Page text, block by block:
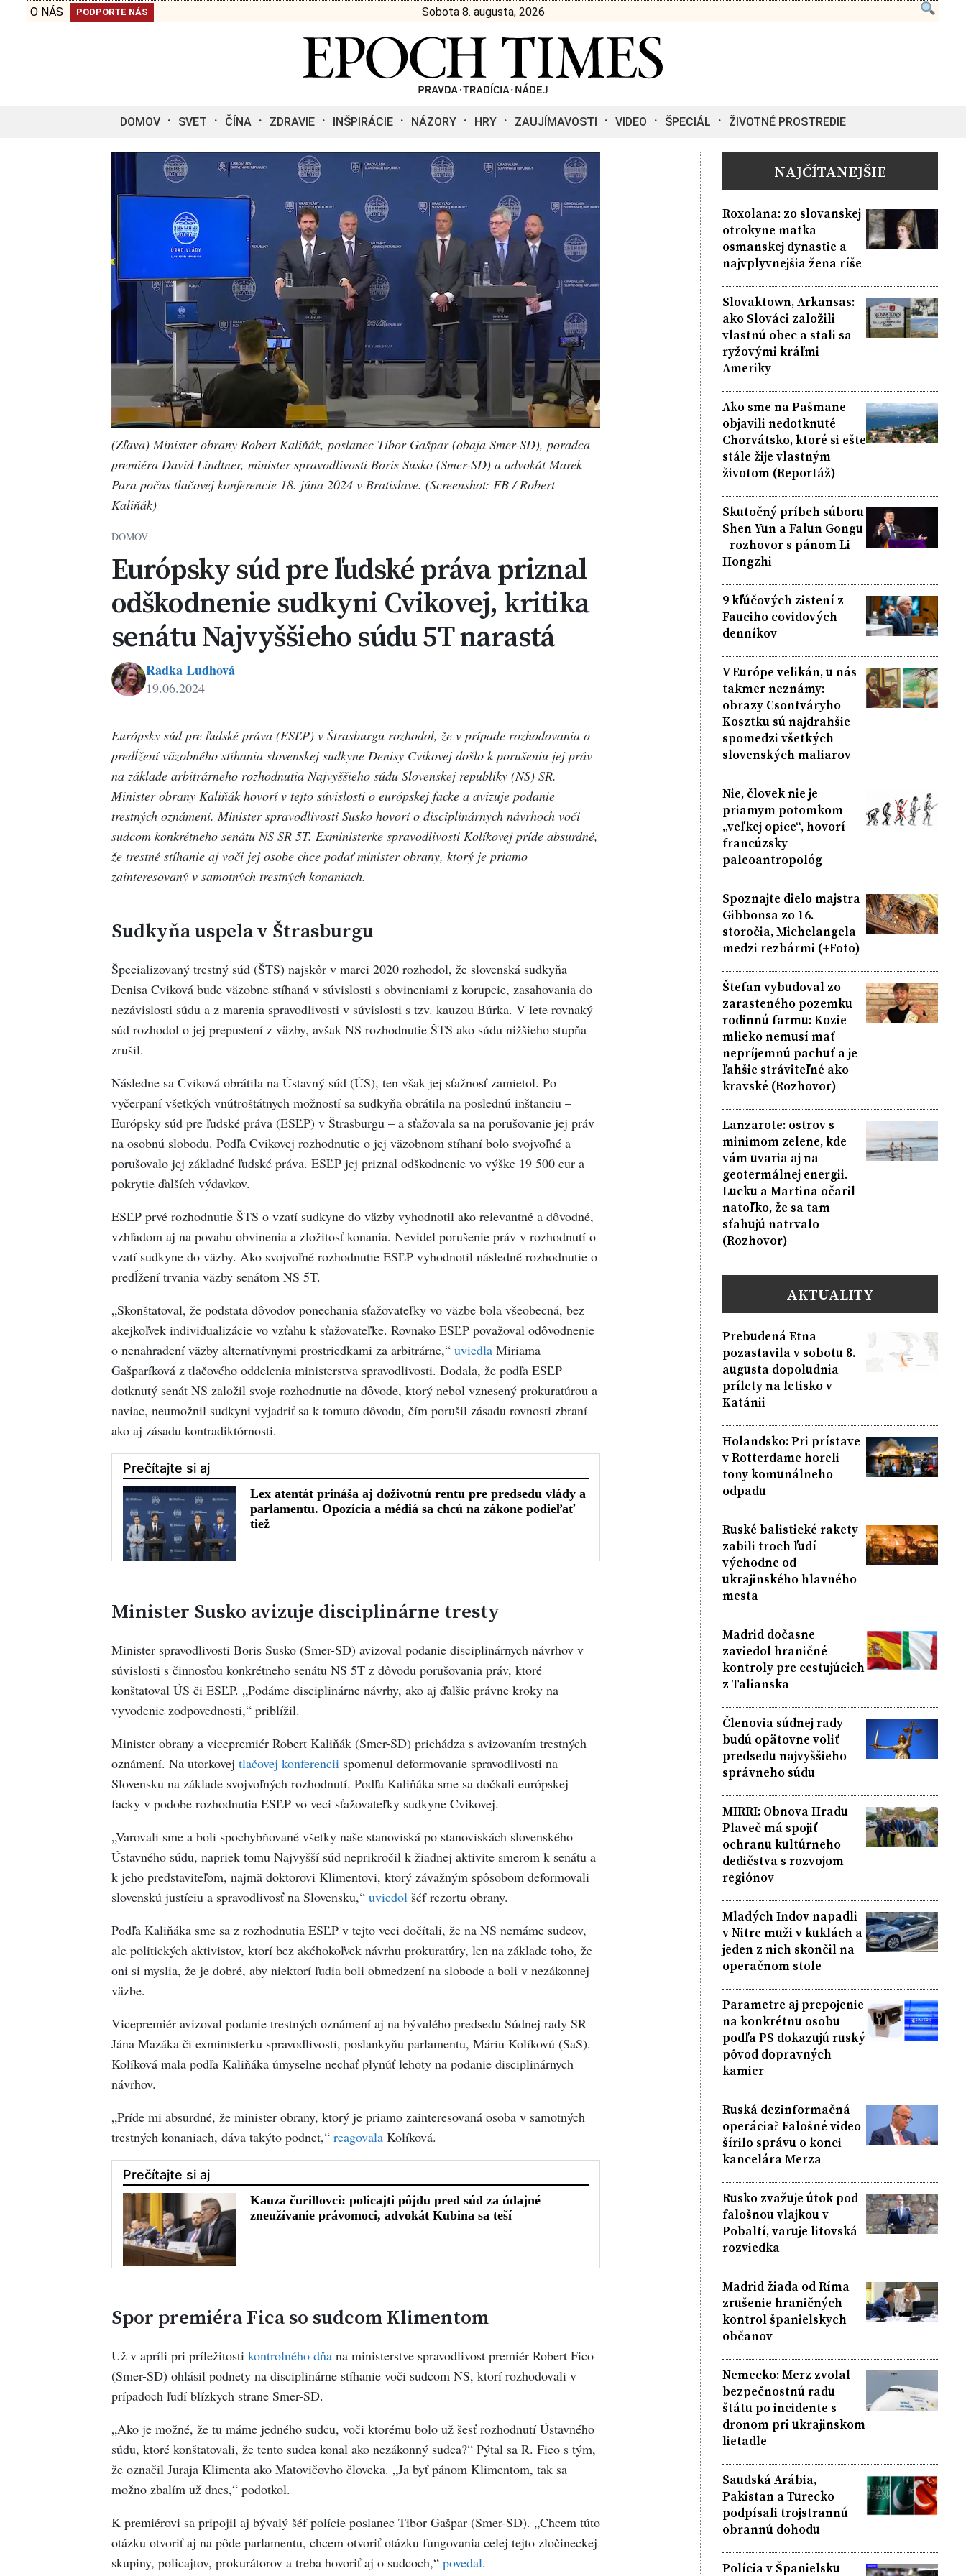
O NÁS PODPORTE NÁS Sobota 8. augusta, 2026
DOMOV SVET ČÍNA ZDRAVIE INŠPIRÁCIE NÁZORY HRY ZAUJÍMAVOSTI VIDEO ŠPECIÁL ŽIVOTNÉ PROSTREDIE
(Zľava) Minister obrany Robert Kaliňák, poslanec Tibor Gašpar (obaja Smer-SD), poradca
premiéra David Lindtner, minister spravodlivosti Boris Susko (Smer-SD) a advokát Marek
Para počas tlačovej konferencie 18. júna 2024 v Bratislave. (Screenshot: FB / Robert
Kaliňák)
DOMOV
Európsky súd pre ľudské práva priznal
odškodnenie sudkyni Cvikovej, kritika
senátu Najvyššieho súdu 5T narastá
Radka Ludhová
19.06.2024
Európsky súd pre ľudské práva (ESĽP) v Štrasburgu rozhodol, že v prípade rozhodovania o
predĺžení väzobného stíhania slovenskej sudkyne Denisy Cvikovej došlo k porušeniu jej práv
na základe arbitrárneho rozhodnutia Najvyššieho súdu Slovenskej republiky (NS) SR.
Minister obrany Kaliňák hovorí v tejto súvislosti o európskej facke a avizuje podanie
trestných oznámení. Minister spravodlivosti Susko hovorí o disciplinárnych návrhoch voči
sudcom konkrétneho senátu NS SR 5T. Exministerke spravodlivosti Kolíkovej príde absurdné,
že trestné stíhanie aj voči jej osobe chce podať minister obrany, ktorý je priamo
zainteresovaný v samotných trestných konaniach.
Sudkyňa uspela v Štrasburgu
Špecializovaný trestný súd (ŠTS) najskôr v marci 2020 rozhodol, že slovenská sudkyňa
Denisa Cviková bude väzobne stíhaná v súvislosti s obvineniami z korupcie, zasahovania do
nezávislosti súdu a z marenia spravodlivosti v súvislosti s tzv. kauzou Búrka. V lete rovnaký
súd rozhodol o jej prepustení z väzby, avšak NS rozhodnutie ŠTS ako súdu nižšieho stupňa
zrušil.
Následne sa Cviková obrátila na Ústavný súd (ÚS), ten však jej sťažnosť zamietol. Po
vyčerpaní všetkých vnútroštátnych možností sa sudkyňa obrátila na poslednú inštanciu –
Európsky súd pre ľudské práva (ESĽP) v Štrasburgu – a sťažovala sa na porušovanie jej práv
na osobnú slobodu. Podľa Cvikovej rozhodnutie o jej väzobnom stíhaní bolo svojvoľné a
porušovalo jej základné ľudské práva. ESĽP jej priznal odškodnenie vo výške 19 500 eur a
pokrytie ďalších výdavkov.
ESĽP prvé rozhodnutie ŠTS o vzatí sudkyne do väzby vyhodnotil ako relevantné a dôvodné,
vzhľadom aj na povahu obvinenia a zložitosť konania. Nevidel porušenie práv v rozhodnutí o
vzatí sudkyne do väzby. Ako svojvoľné rozhodnutie ESĽP vyhodnotil následné rozhodnutie o
predĺžení trvania väzby senátom NS 5T.
„Skonštatoval, že podstata dôvodov ponechania sťažovateľky vo väzbe bola všeobecná, bez
akejkoľvek individualizácie vo vzťahu k sťažovateľke. Rovnako ESĽP považoval odôvodnenie
o nenahradení väzby alternatívnymi prostriedkami za arbitrárne,“ uviedlaMiriama
Gašparíková z tlačového oddelenia ministerstva spravodlivosti. Dodala, že podľa ESĽP
dotknutý senát NS založil svoje rozhodnutie na dôvode, ktorý nebol vznesený prokuratúrou a
naviac, neumožnil sudkyni vyjadriť sa k tomuto dôvodu, čím porušil zásadu rovnosti zbraní
ako aj zásadu kontradiktórnosti.
Minister Susko avizuje disciplinárne tresty
Minister spravodlivosti Boris Susko (Smer-SD) avizoval podanie disciplinárnych návrhov v
súvislosti s činnosťou konkrétneho senátu NS 5T z dôvodu porušovania práv, ktoré
konštatoval ÚS či ESĽP. „Podáme disciplinárne návrhy, ako aj ďalšie právne kroky na
vyvodenie zodpovednosti,“ priblížil.
Minister obrany a vicepremiér Robert Kaliňák (Smer-SD) prichádza s avizovaním trestných
oznámení. Na utorkovej tlačovej konferencii spomenul deformovanie spravodlivosti na
Slovensku na základe svojvoľných rozhodnutí. Podľa Kaliňáka sme sa dočkali európskej
facky v podobe rozhodnutia ESĽP vo veci sťažovateľky sudkyne Cvikovej.
„Varovali sme a boli spochybňované všetky naše stanoviská po stanoviskách slovenského
Ústavného súdu, napriek tomu Najvyšší súd neprikročil k žiadnej aktivite smerom k senátu a
k jeho predstaviteľom, najmä doktorovi Klimentovi, ktorý závažným spôsobom deformovali
slovenskú justíciu a spravodlivosť na Slovensku,“ uviedol šéf rezortu obrany.
Podľa Kaliňáka sme sa z rozhodnutia ESĽP v tejto veci dočítali, že na NS nemáme sudcov,
ale politických aktivistov, ktorí bez akéhokoľvek návrhu prokuratúry, len na základe toho, že
oni si myslia, že je dobré, aby niektorí ľudia boli obmedzení na slobode a boli v nezákonnej
väzbe.
Vicepremiér avizoval podanie trestných oznámení aj na bývalého predsedu Súdnej rady SR
Jána Mazáka či exministerku spravodlivosti, poslankyňu parlamentu, Máriu Kolíkovú (SaS).
Kolíková mala podľa Kaliňáka úmyselne nechať plynúť lehoty na podanie disciplinárnych
návrhov.
„Príde mi absurdné, že minister obrany, ktorý je priamo zainteresovaná osoba v samotných
trestných konaniach, dáva takýto podnet,“ reagovalaKolíková.
Spor premiéra Fica so sudcom Klimentom
Už v apríli pri príležitosti kontrolného dňana ministerstve spravodlivost premiér Robert Fico
(Smer-SD) ohlásil podnety na disciplinárne stíhanie voči sudcom NS, ktorí rozhodovali v
prípadoch ľudí blízkych strane Smer-SD.
„Ako je možné, že tu máme jedného sudcu, voči ktorému bolo už šesť rozhodnutí Ústavného
súdu, ktoré konštatovali, že tento sudca konal ako nezákonný sudca?“ Pýtal sa R. Fico s tým,
že označil Juraja Klimenta ako Matovičovho človeka. „Ja byť pánom Klimentom, tak sa
možno zbalím už dnes,“ podotkol.
K premiérovi sa pripojil aj bývalý šéf polície poslanec Tibor Gašpar (Smer-SD). „Chcem túto
otázku otvoriť aj na pôde parlamentu, chcem otvoriť otázku fungovania celej tejto zločineckej
skupiny, policajtov, prokurátorov a treba hovoriť aj o sudcoch,“ povedal.
NAJČÍTANEJŠIE
Roxolana: zo slovanskej
otrokyne matka
osmanskej dynastie a
najvplyvnejšia žena ríše
Slovaktown, Arkansas:
ako Slováci založili
vlastnú obec a stali sa
ryžovými kráľmi
Ameriky
Ako sme na Pašmane
objavili nedotknuté
Chorvátsko, ktoré si ešte
stále žije vlastným
životom (Reportáž)
Skutočný príbeh súboru
Shen Yun a Falun Gongu
- rozhovor s pánom Li
Hongzhi
9 kľúčových zistení z
Fauciho covidových
denníkov
V Európe velikán, u nás
takmer neznámy:
obrazy Csontváryho
Kosztku sú najdrahšie
spomedzi všetkých
slovenských maliarov
Nie, človek nie je
priamym potomkom
„veľkej opice“, hovorí
francúzsky
paleoantropológ
Spoznajte dielo majstra
Gibbonsa zo 16.
storočia, Michelangela
medzi rezbármi (+Foto)
Štefan vybudoval zo
zarasteného pozemku
rodinnú farmu: Kozie
mlieko nemusí mať
nepríjemnú pachuť a je
ľahšie stráviteľné ako
kravské (Rozhovor)
Lanzarote: ostrov s
minimom zelene, kde
vám uvaria aj na
geotermálnej energii.
Lucku a Martina očaril
natoľko, že sa tam
sťahujú natrvalo
(Rozhovor)
AKTUALITY
Prebudená Etna
pozastavila v sobotu 8.
augusta dopoludnia
prílety na letisko v
Katánii
Holandsko: Pri prístave
v Rotterdame horeli
tony komunálneho
odpadu
Ruské balistické rakety
zabili troch ľudí
východne od
ukrajinského hlavného
mesta
Madrid dočasne
zaviedol hraničné
kontroly pre cestujúcich
z Talianska
Členovia súdnej rady
budú opätovne voliť
predsedu najvyššieho
správneho súdu
MIRRI: Obnova Hradu
Plaveč má spojiť
ochranu kultúrneho
dedičstva s rozvojom
regiónov
Mladých Indov napadli
v Nitre muži v kuklách a
jeden z nich skončil na
operačnom stole
Parametre aj prepojenie
na konkrétnu osobu
podľa PS dokazujú ruský
pôvod dopravných
kamier
Ruská dezinformačná
operácia? Falošné video
šírilo správu o konci
kancelára Merza
Rusko zvažuje útok pod
falošnou vlajkou v
Pobaltí, varuje litovská
rozviedka
Madrid žiada od Ríma
zrušenie hraničných
kontrol španielskych
občanov
Nemecko: Merz zvolal
bezpečnostnú radu
štátu po incidente s
dronom pri ukrajinskom
lietadle
Saudská Arábia,
Pakistan a Turecko
podpísali trojstrannú
obrannú dohodu
Polícia v Španielsku